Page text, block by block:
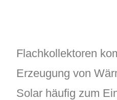
Flachkollektoren
Erzeugung von
Solar häufig zum